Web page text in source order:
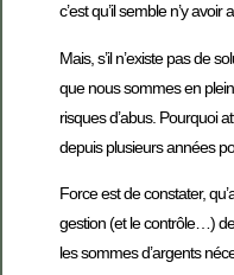
c’est qu’il semble n’y
Mais, s’il n’existe pas de
que nous sommes en
risques d’abus. Pourquoi
depuis plusieurs années
Force est de constater,
gestion (et le contrôle…) de
les sommes d’argents